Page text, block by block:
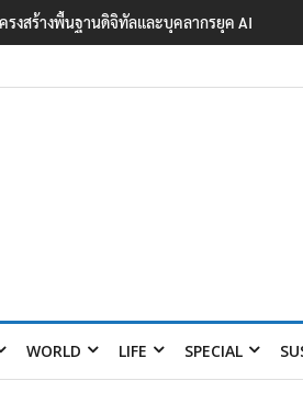
รงสร้างพื้นฐานดิจิทัลและบุคลากรยุค AI
WORLD LIFE SPECIAL